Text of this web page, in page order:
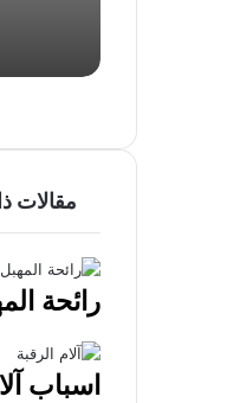
مقالات
رائحة
اسباب